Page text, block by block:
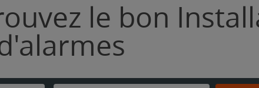
le bon